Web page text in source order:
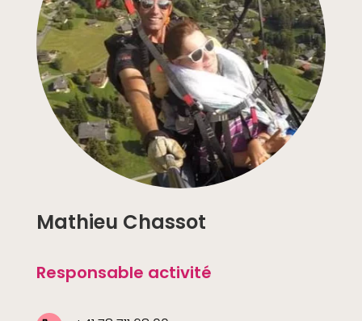
Mathieu Chassot
Responsable activité